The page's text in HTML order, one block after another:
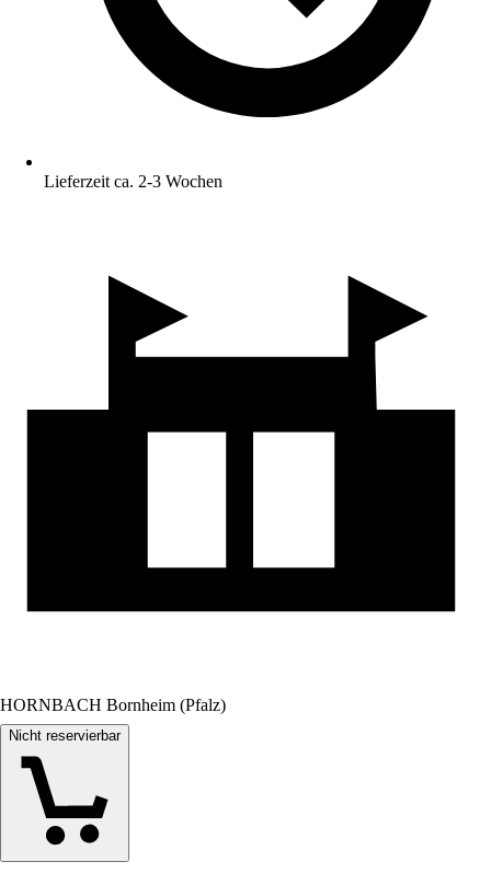
Lieferzeit ca. 2-3 Wochen
HORNBACH Bornheim (Pfalz)
Nicht reservierbar